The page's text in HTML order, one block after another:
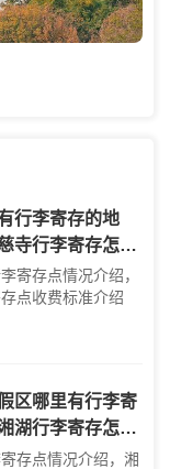
行李寄存的地
寺行李寄存怎么
寄存点情况介绍，
点收费标准介绍
区哪里有行李寄
湖行李寄存怎么
存点情况介绍，湘